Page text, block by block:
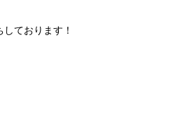
ております！